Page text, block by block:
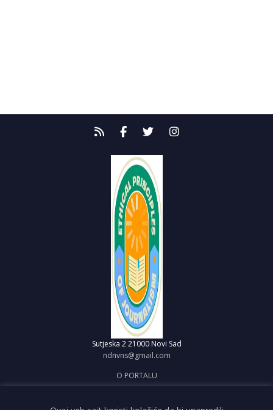
Sutjeska 2 21000 Novi Sad
ndnvns@gmail.com
O PORTALU